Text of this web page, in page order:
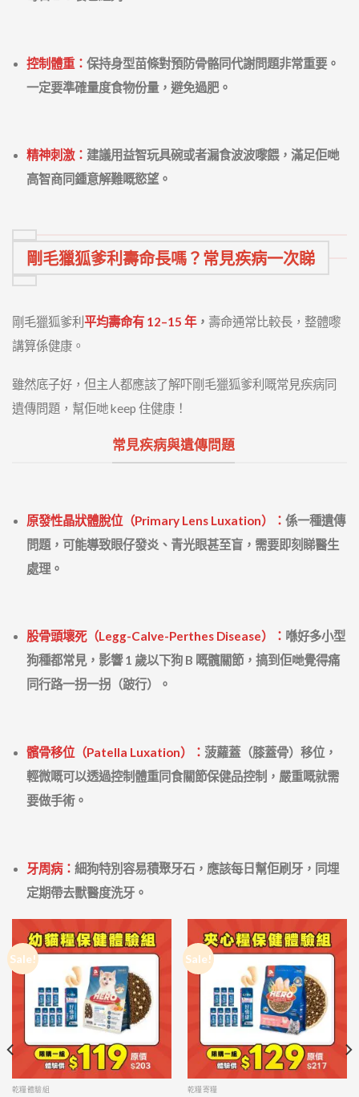
控制體重：保持身型苗條對預防骨骼同代謝問題非常重要。
一定要準確量度食物份量，避免過肥。
精神刺激： 建議用益智玩具碗或者漏食波波嚟餵，滿足佢哋
高智商同鍾意解難嘅慾望。
剛毛獵狐爹利壽命長嗎？常見疾病一次睇
剛毛獵狐爹利 平均壽命有 12–15 年， 壽命通常比較長，整體嚟
講算係健康。
雖然底子好，但主人都應該了解吓剛毛獵狐爹利嘅常見疾病同
遺傳問題，幫佢哋 keep 住健康！
常見疾病與遺傳問題
原發性晶狀體脫位（Primary Lens Luxation）：係一種遺傳
問題，可能導致眼仔發炎、青光眼甚至盲，需要即刻睇醫生
處理。
股骨頭壞死（Legg-Calve-Perthes Disease）： 喺好多小型
狗種都常見，影響 1 歲以下狗 B 嘅髖關節，搞到佢哋覺得痛
同行路一拐一拐（跛行）。
髕骨移位（Patella Luxation）：菠蘿蓋（膝蓋骨）移位，
輕微嘅可以透過控制體重同食關節保健品控制，嚴重嘅就需
要做手術。
牙周病：細狗特別容易積聚牙石，應該每日幫佢刷牙，同埋
定期帶去獸醫度洗牙。
Sale!
乾糧體驗組
Sale!
乾糧寄糧